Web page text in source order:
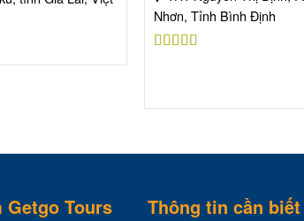
Nhơn, Tỉnh Bình Định
Getgo Tours Thông tin cần biết